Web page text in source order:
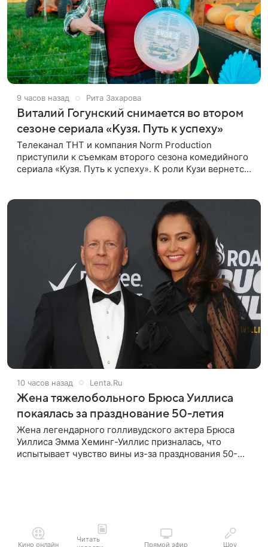
9 часов назад Рита Захарова
Виталий Гогунский снимается во втором
сезоне сериала «Кузя. Путь к успеху»
Телеканал ТНТ и компания Norm Production
приступили к съемкам второго сезона комедийного
сериала «Кузя. Путь к успеху». К роли Кузи вернется
10 часов назад Lenta.Ru
Жена тяжелобольного Брюса Уиллиса
покаялась за празднование 50-летия
Жена легендарного голливудского актера Брюса
Уиллиса Эмма Хеминг-Уиллис призналась, что
испытывает чувство вины из-за празднования 50-
Кино онлайн
Читать
Прямой эфир Шоу